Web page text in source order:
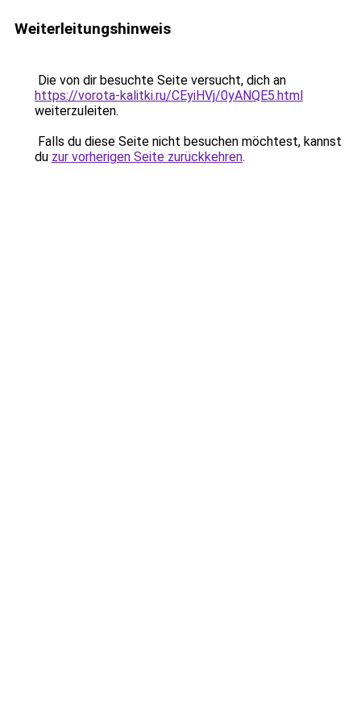
Weiterleitungshinweis
Die von dir besuchte Seite versucht, dich an
https://vorota-kalitki.ru/CEyiHVj/0yANQE5.html
weiterzuleiten.
Falls du diese Seite nicht besuchen möchtest, kannst
du zur vorherigen Seite zurückkehren.